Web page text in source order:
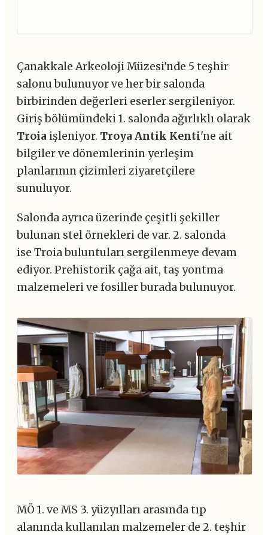
Çanakkale Arkeoloji Müzesi'nde 5 teşhir
salonu bulunuyor ve her bir salonda
birbirinden değerleri eserler sergileniyor.
Giriş bölümündeki 1. salonda ağırlıklı olarak
Troia işleniyor. Troya Antik Kenti'ne ait
bilgiler ve dönemlerinin yerleşim
planlarının çizimleri ziyaretçilere
sunuluyor.
Salonda ayrıca üzerinde çeşitli şekiller
bulunan stel örnekleri de var. 2. salonda
ise Troia buluntuları sergilenmeye devam
ediyor. Prehistorik çağa ait, taş yontma
malzemeleri ve fosiller burada bulunuyor.
MÖ 1. ve MS 3. yüzyılları arasında tıp
alanında kullanılan malzemeler de 2. teşhir